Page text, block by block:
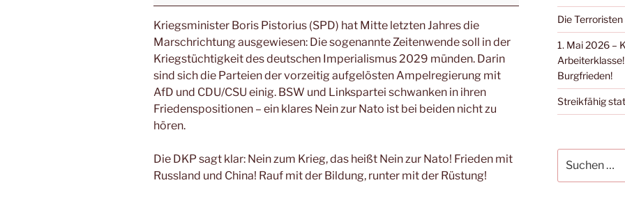
Kriegsminister Boris Pistorius (SPD) hat Mitte letzten Jahres die
Marschrichtung ausgewiesen: Die sogenannte Zeitenwende soll in der
Kriegstüchtigkeit des deutschen Imperialismus 2029 münden. Darin
sind sich die Parteien der vorzeitig aufgelösten Ampelregierung mit
AfD und CDU/CSU einig. BSW und Linkspartei schwanken in ihren
Friedenspositionen – ein klares Nein zur Nato ist bei beiden nicht zu
hören.
Die DKP sagt klar: Nein zum Krieg, das heißt Nein zur Nato! Frieden mit
Russland und China! Rauf mit der Bildung, runter mit der Rüstung!
Die
1. Mai 2026 –
Burgfrieden!
Streikfähig